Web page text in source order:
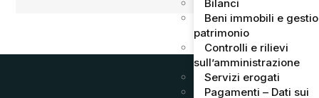
Bilanci
Beni immobili e
patrimonio
Controlli e rilievi
sull’amministrazione
Servizi erogati
Pagamenti – Dati sui